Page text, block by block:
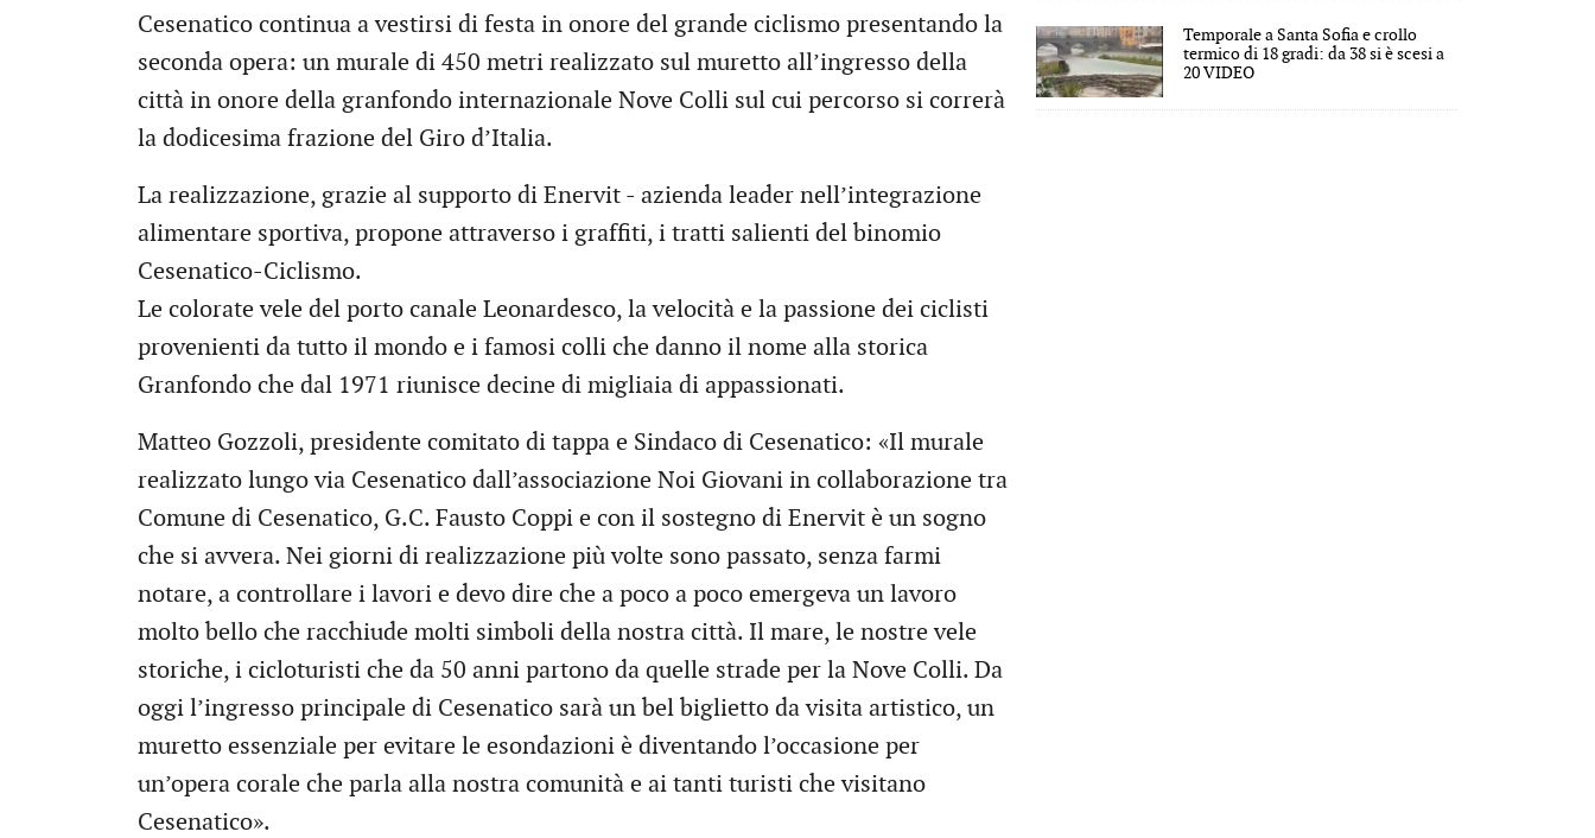
Cesenatico continua a vestirsi di festa in onore del grande ciclismo presentando la
seconda opera: un murale di 450 metri realizzato sul muretto all’ingresso della
città in onore della granfondo internazionale Nove Colli sul cui percorso si correrà
la dodicesima frazione del Giro d’Italia.
La realizzazione, grazie al supporto di Enervit - azienda leader nell’integrazione
alimentare sportiva, propone attraverso i graffiti, i tratti salienti del binomio
Cesenatico-Ciclismo.
Le colorate vele del porto canale Leonardesco, la velocità e la passione dei ciclisti
provenienti da tutto il mondo e i famosi colli che danno il nome alla storica
Granfondo che dal 1971 riunisce decine di migliaia di appassionati.
Matteo Gozzoli, presidente comitato di tappa e Sindaco di Cesenatico: «Il murale
realizzato lungo via Cesenatico dall’associazione Noi Giovani in collaborazione tra
Comune di Cesenatico, G.C. Fausto Coppi e con il sostegno di Enervit è un sogno
che si avvera. Nei giorni di realizzazione più volte sono passato, senza farmi
notare, a controllare i lavori e devo dire che a poco a poco emergeva un lavoro
molto bello che racchiude molti simboli della nostra città. Il mare, le nostre vele
storiche, i cicloturisti che da 50 anni partono da quelle strade per la Nove Colli. Da
oggi l’ingresso principale di Cesenatico sarà un bel biglietto da visita artistico, un
muretto essenziale per evitare le esondazioni è diventando l’occasione per
un’opera corale che parla alla nostra comunità e ai tanti turisti che visitano
Cesenatico».
Temporale a Santa Sofia e crollo
termico di 18 gradi: da 38 si è scesi a
20 VIDEO